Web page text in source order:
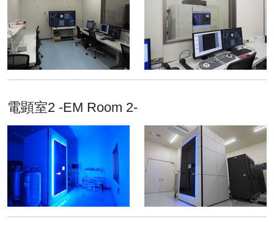
2022.03.28 トピックス
クライオ電顕実験棟が完
成、引っ越しが始まりまし
2021.12.10
クライオ電子顕微鏡の実験
棟を建設中
2021.11.17 プレスリリース
C-配糖体の安定な炭素ー炭
素結合を切断する酵素の機
電顕室2 -EM Room 2-